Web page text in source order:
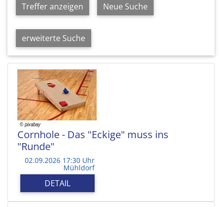
Treffer anzeigen Neue Suche
erweiterte Suche
Cornhole - Das "Eckige" muss ins
"Runde"
02.09.2026 17:30 Uhr
Mühldorf
DETAIL